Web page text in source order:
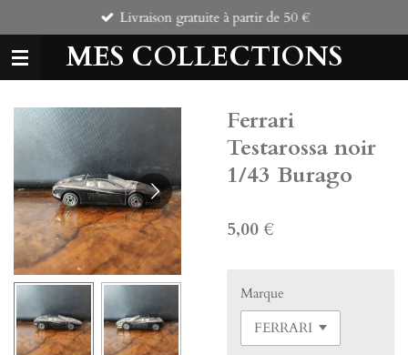
au
contenu
principal
MES COLLECTIONS
Livraison gratuite à partir de 50 €
Ferrari
Testarossa noir
1/43 Burago
5,00 €
Marque